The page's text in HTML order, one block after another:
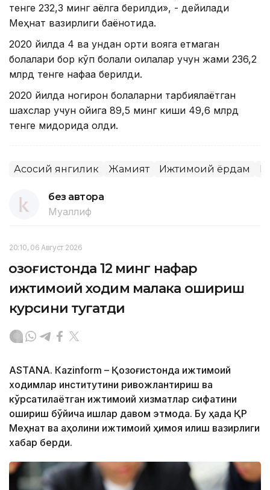
тенге 232,3 минг аёлга берилди», - дейилади
Меҳнат вазирлиги баёнотида.
2020 йилда 4 ва ундан ортиқ вояга етмаган
болалари бор кўп болали оилалар учун жами 236,2
млрд тенге нафақа берилди.
2020 йилда ногирон болаларни тарбиялаётган
шахслар учун ойига 89,5 минг киши 49,6 млрд
тенге миқдорида олди.
Асосий янгилик Жамият Ижтимоий ёрдам
без автора
Муаллиф
20:10, 06 Август 2026
Қозоғистонда 12 минг нафар
ижтимоий ходим малака ошириш
курсини тугатди
ASTANА. Кazinform – Қозоғистонда ижтимоий
ходимлар институтини ривожлантириш ва
кўрсатилаётган ижтимоий хизматлар сифатини
ошириш бўйича ишлар давом этмоқда. Бу ҳақда ҚР
Меҳнат ва аҳолини ижтимоий ҳимоя қилиш вазирлиги
хабар берди.